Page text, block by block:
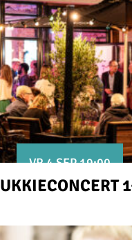
VR 4 SEP 19:00
UKKIECONCERT